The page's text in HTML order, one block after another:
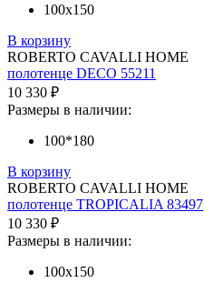
100х150
В корзину
ROBERTO CAVALLI HOME
полотенце DECO 55211
10 330 ₽
Размеры в наличии:
100*180
В корзину
ROBERTO CAVALLI HOME
полотенце TROPICALIA 83497
10 330 ₽
Размеры в наличии:
100х150